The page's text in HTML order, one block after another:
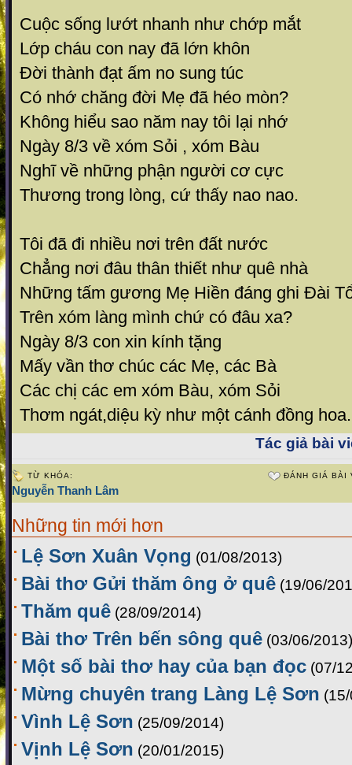
Cuộc sống lướt nhanh như chớp mắt
Lớp cháu con nay đã lớn khôn
Đời thành đạt ấm no sung túc
Có nhớ chăng đời Mẹ đã héo mòn?
Không hiểu sao năm nay tôi lại nhớ
Ngày 8/3 về xóm Sỏi , xóm Bàu
Nghĩ về những phận người cơ cực
Thương trong lòng, cứ thấy nao nao.
Tôi đã đi nhiều nơi trên đất nước
Chẳng nơi đâu thân thiết như quê nhà
Những tấm gương Mẹ Hiền đáng ghi Đài
Trên xóm làng mình chứ có đâu xa?
Ngày 8/3 con xin kính tặng
Mấy vần thơ chúc các Mẹ, các Bà
Các chị các em xóm Bàu, xóm Sỏi
Thơm ngát,diệu kỳ như một cánh đồng hoa.
Tác giả bài
TỪ KHÓA:
Nguyễn Thanh Lâm
ĐÁNH GIÁ BÀI
Những tin mới hơn
Lệ Sơn Xuân Vọng (01/08/2013)
Bài thơ Gửi thăm ông ở quê (19/06/
Thăm quê (28/09/2014)
Bài thơ Trên bến sông quê (03/06/2013)
Một số bài thơ hay của bạn đọc (07/
Mừng chuyên trang Làng Lệ Sơn
Vình Lệ Sơn (25/09/2014)
Vịnh Lệ Sơn (20/01/2015)